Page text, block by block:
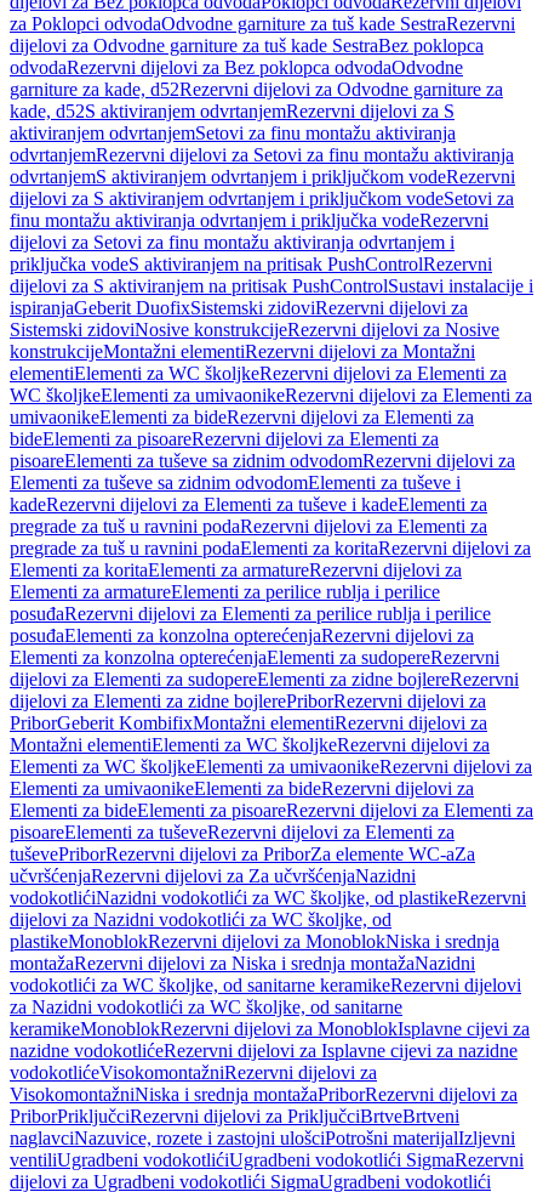
za Poklopci odvodaOdvodne garniture za tuš kade SestraRezervni
dijelovi za Odvodne garniture za tuš kade SestraBez poklopca
odvodaRezervni dijelovi za Bez poklopca odvodaOdvodne
garniture za kade, d52Rezervni dijelovi za Odvodne garniture za
kade, d52S aktiviranjem odvrtanjemRezervni dijelovi za S
aktiviranjem odvrtanjemSetovi za finu montažu aktiviranja
odvrtanjemRezervni dijelovi za Setovi za finu montažu aktiviranja
odvrtanjemS aktiviranjem odvrtanjem i priključkom vodeRezervni
dijelovi za S aktiviranjem odvrtanjem i priključkom vodeSetovi za
finu montažu aktiviranja odvrtanjem i priključka vodeRezervni
dijelovi za Setovi za finu montažu aktiviranja odvrtanjem i
priključka vodeS aktiviranjem na pritisak PushControlRezervni
dijelovi za S aktiviranjem na pritisak PushControlSustavi instalacije i
ispiranjaGeberit DuofixSistemski zidoviRezervni dijelovi za
Sistemski zidoviNosive konstrukcijeRezervni dijelovi za Nosive
konstrukcijeMontažni elementiRezervni dijelovi za Montažni
elementiElementi za WC školjkeRezervni dijelovi za Elementi za
WC školjkeElementi za umivaonikeRezervni dijelovi za Elementi za
umivaonikeElementi za bideRezervni dijelovi za Elementi za
bideElementi za pisoareRezervni dijelovi za Elementi za
pisoareElementi za tuševe sa zidnim odvodomRezervni dijelovi za
Elementi za tuševe sa zidnim odvodomElementi za tuševe i
kadeRezervni dijelovi za Elementi za tuševe i kadeElementi za
pregrade za tuš u ravnini podaRezervni dijelovi za Elementi za
pregrade za tuš u ravnini podaElementi za koritaRezervni dijelovi za
Elementi za koritaElementi za armatureRezervni dijelovi za
Elementi za armatureElementi za perilice rublja i perilice
posuđaRezervni dijelovi za Elementi za perilice rublja i perilice
posuđaElementi za konzolna opterećenjaRezervni dijelovi za
Elementi za konzolna opterećenjaElementi za sudopereRezervni
dijelovi za Elementi za sudopereElementi za zidne bojlereRezervni
dijelovi za Elementi za zidne bojlerePriborRezervni dijelovi za
PriborGeberit KombifixMontažni elementiRezervni dijelovi za
Montažni elementiElementi za WC školjkeRezervni dijelovi za
Elementi za WC školjkeElementi za umivaonikeRezervni dijelovi za
Elementi za umivaonikeElementi za bideRezervni dijelovi za
Elementi za bideElementi za pisoareRezervni dijelovi za Elementi za
pisoareElementi za tuševeRezervni dijelovi za Elementi za
tuševePriborRezervni dijelovi za PriborZa elemente WC-aZa
učvršćenjaRezervni dijelovi za Za učvršćenjaNazidni
vodokotlićiNazidni vodokotlići za WC školjke, od plastikeRezervni
dijelovi za Nazidni vodokotlići za WC školjke, od
plastikeMonoblokRezervni dijelovi za MonoblokNiska i srednja
montažaRezervni dijelovi za Niska i srednja montažaNazidni
vodokotlići za WC školjke, od sanitarne keramikeRezervni dijelovi
za Nazidni vodokotlići za WC školjke, od sanitarne
keramikeMonoblokRezervni dijelovi za MonoblokIsplavne cijevi za
nazidne vodokotlićeRezervni dijelovi za Isplavne cijevi za nazidne
vodokotlićeVisokomontažniRezervni dijelovi za
VisokomontažniNiska i srednja montažaPriborRezervni dijelovi za
PriborPriključciRezervni dijelovi za PriključciBrtveBrtveni
naglavciNazuvice, rozete i zastojni ulošciPotrošni materijalIzljevni
ventiliUgradbeni vodokotlićiUgradbeni vodokotlići SigmaRezervni
dijelovi za Ugradbeni vodokotlići SigmaUgradbeni vodokotlići